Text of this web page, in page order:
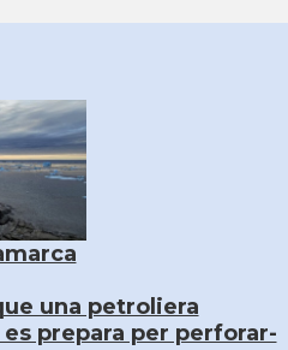
una petroliera
prepara per perforar-